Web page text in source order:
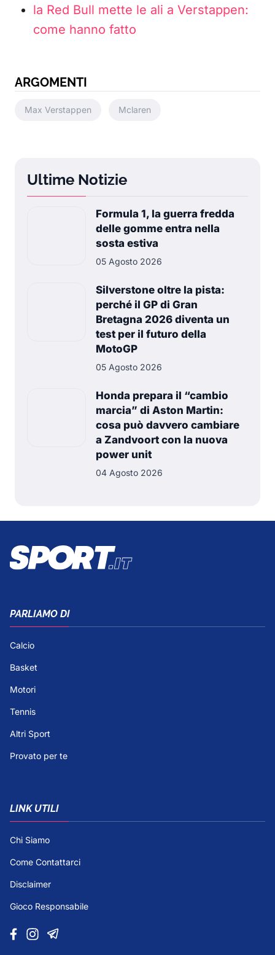
la Red Bull mette le ali a Verstappen:
come hanno fatto
ARGOMENTI
Max Verstappen Mclaren
Ultime Notizie
Formula 1, la guerra fredda
delle gomme entra nella
sosta estiva
05 Agosto 2026
Silverstone oltre la pista:
perché il GP di Gran
Bretagna 2026 diventa un
test per il futuro della
MotoGP
05 Agosto 2026
Honda prepara il “cambio
marcia” di Aston Martin:
cosa può davvero cambiare
a Zandvoort con la nuova
power unit
04 Agosto 2026
PARLIAMO DI
Calcio
Basket
Motori
Tennis
Altri Sport
Provato per te
LINK UTILI
Chi Siamo
Come Contattarci
Disclaimer
Gioco Responsabile